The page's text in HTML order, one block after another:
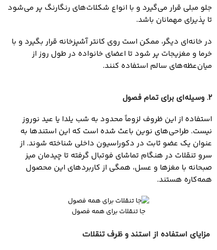
جلو مبلی قرار می‌گیرد و با انواع شکلات‌های رنگارنگ پر می‌شود
تا پذیرای مهمانان باشد.
در خانه‌ای دیگر، ممکن است روی کانتر آشپزخانه قرار بگیرد و با
خرما و مغزیجات پر شود تا اعضای خانواده در طول روز از
میان‌عظه‌های سالم استفاده کنند.
۲. وسیله‌ای برای تمام فصول
استفاده از این ظروف لزوماً محدود به شب یلدا یا عید نوروز
نیست. طراحی‌های نوین باعث شده است که این استندها به
عنوان یک عضو ثابت در دکوراسیون داخلی شناخته شوند. از
سرو تنقلات در هنگام تماشای فوتبال گرفته تا چیدمان میز
صبحانه با مغزها و عسل، همگی از کاربردهای این محصول
همه‌کاره هستند.
جا تنقلات برای همه فصول
مزایای استفاده از استند و ظرف تنقلات